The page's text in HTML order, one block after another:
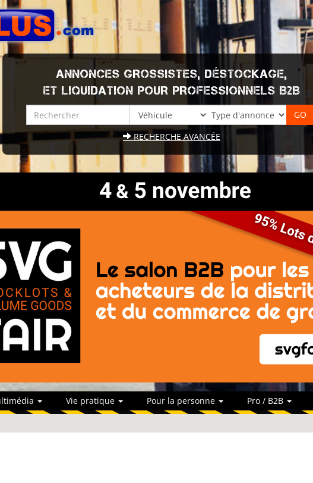
ANNONCES GROSSISTES, DÉSTOCKAGE,
ET LIQUIDATION POUR PROFESSIONNELS B2B
RECHERCHE AVANCÉE
Vie pratique Pour la personne Pro / B2B